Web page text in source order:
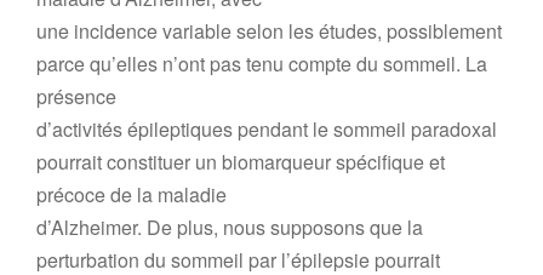
une incidence variable selon les études, possiblement
parce qu’elles n’ont pas tenu compte du sommeil. La
présence
d’activités épileptiques pendant le sommeil paradoxal
pourrait constituer un biomarqueur spécifique et
précoce de la maladie
d’Alzheimer. De plus, nous supposons que la
perturbation du sommeil par l’épilepsie pourrait